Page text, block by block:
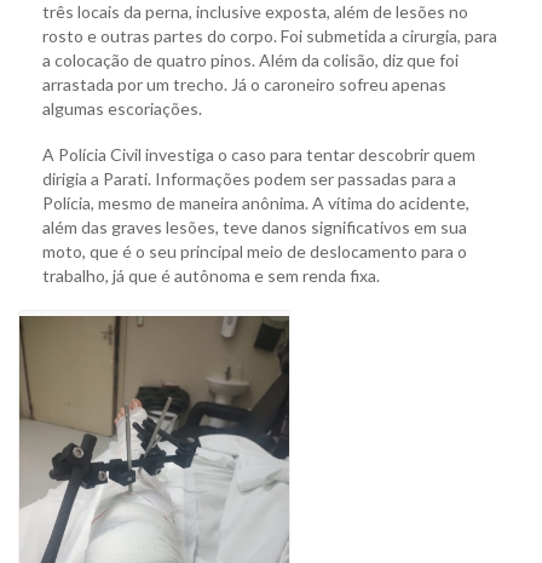
três locais da perna, inclusive exposta, além de lesões no
rosto e outras partes do corpo. Foi submetida a cirurgia, para
a colocação de quatro pinos. Além da colisão, diz que foi
arrastada por um trecho. Já o caroneiro sofreu apenas
algumas escoriações.
A Polícia Civil investiga o caso para tentar descobrir quem
dirigia a Parati. Informações podem ser passadas para a
Polícia, mesmo de maneira anônima. A vítima do acidente,
além das graves lesões, teve danos significativos em sua
moto, que é o seu principal meio de deslocamento para o
trabalho, já que é autônoma e sem renda fixa.